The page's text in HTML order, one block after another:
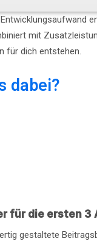
mit
für dich entstehen.
dabei?
für die ersten 3
gestaltete